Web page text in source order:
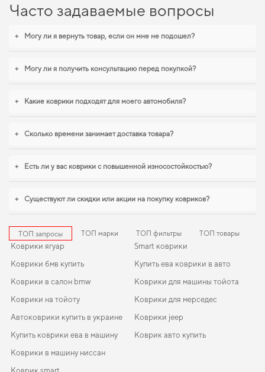
Часто задаваемые вопросы
+ Могу ли я вернуть товар, если он мне не подошел?
+ Могу ли я получить консультацию перед покупкой?
+ Какие коврики подходят для моего автомобиля?
+ Сколько времени занимает доставка товара?
+ Есть ли у вас коврики с повышенной износостойкостью?
+ Существуют ли скидки или акции на покупку ковриков?
ТОП запросы ТОП марки ТОП фильтры ТОП товары
Коврики ягуар
Коврики бмв купить
Коврики в салон bmw
Коврики на тойоту
Автоковрики купить в украине
Купить коврики ева в машину
Smart коврики
Купить ева коврики в авто
Коврики для машины тойота
Коврики для мерседес
Коврики jeep
Коврик авто купить
Коврики в машину ниссан